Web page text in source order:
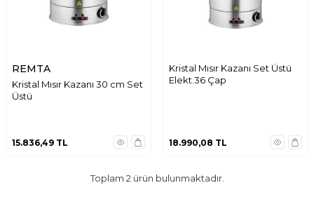
REMTA
Kristal Mısır Kazanı 30 cm Set
Üstü
15.836,49 TL
Kristal Mısır Kazanı Set Üstü
Elekt.36 Çap
18.990,08 TL
Toplam 2 ürün bulunmaktadır.